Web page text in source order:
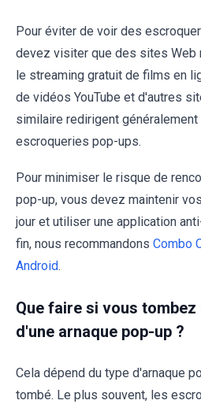
Pour éviter de voir des
devez visiter que des sites Web
le streaming gratuit de films en
de vidéos YouTube et d'autres
similaire redirigent
escroqueries pop-ups.
Pour minimiser le risque de
pop-up, vous devez maintenir
jour et utiliser une application
fin, nous recommandons Combo
Android.
Que faire si vous tombez
d'une arnaque pop-up ?
Cela dépend du type d'arnaque
tombé. Le plus souvent, les